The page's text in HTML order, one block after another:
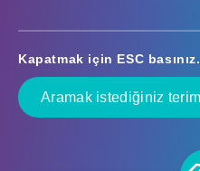
Kapatmak için ESC basınız.